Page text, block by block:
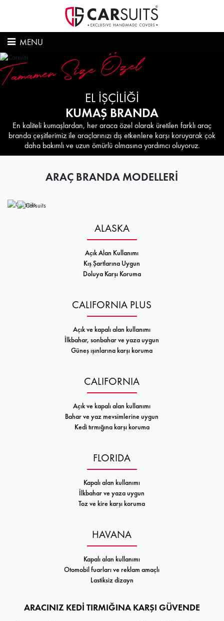
MENU
EL İŞÇİLİĞİ
KUMAŞ BRANDA
En kaliteli kumaşlardan, her araca özel olarak üretilen farklı araç
branda çeşitlerimiz ile araçlarınızı dış etkenlere karşı koruyarak çok
daha bakımlı ve uzun ömürlü olmasına yardımcı oluyoruz.
ALASKA
Açık Alan Kullanımı
Kış Şartlarına Uygun
Doluya Karşı Koruma
ARAÇ BRANDA MODELLERİ
CALIFORNIA PLUS
Açık ve kapalı alan kullanımı
İlkbahar, sonbahar ve yaza uygun
Güneş ışınlarına karşı koruma
CALIFORNIA
Açık ve kapalı alan kullanımı
Bahar ve yaz mevsimlerine uygun
Kedi tırmığına karşı koruma
FLORIDA
Kapalı alan kullanımı
İlkbahar ve yaza uygun
Toz ve kire karşı koruma
HAVANA
Kapalı alan kullanımı
Otomobil fuarları ve reklam amaçlı
Lastiksiz dizayn
ARACINIZ KEDİ TIRMIĞINA KARŞI GÜVENDE